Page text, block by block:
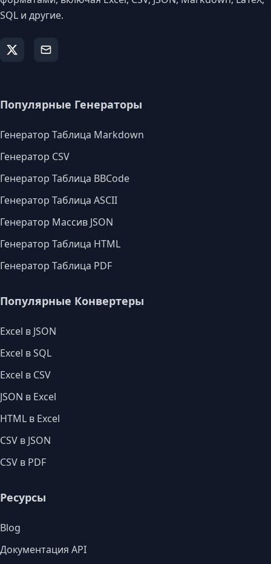
SQL и другие.
Популярные Генераторы
Генератор Таблица Markdown
Генератор CSV
Генератор Таблица BBCode
Генератор Таблица ASCII
Генератор Массив JSON
Генератор Таблица HTML
Генератор Таблица PDF
Популярные Конвертеры
Excel в JSON
Excel в SQL
Excel в CSV
JSON в Excel
HTML в Excel
CSV в JSON
CSV в PDF
Ресурсы
Blog
Документация API